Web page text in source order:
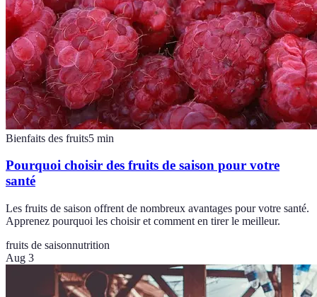
Bienfaits des fruits5 min
Pourquoi choisir des fruits de saison pour votre
santé
Les fruits de saison offrent de nombreux avantages pour votre santé.
Apprenez pourquoi les choisir et comment en tirer le meilleur.
fruits de saisonnutrition
Aug 3